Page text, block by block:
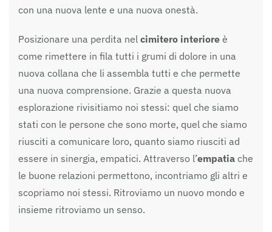
con una nuova lente e una nuova onestà.
Posizionare una perdita nel cimitero interiore è
come rimettere in fila tutti i grumi di dolore in una
nuova collana che li assembla tutti e che permette
una nuova comprensione. Grazie a questa nuova
esplorazione rivisitiamo noi stessi: quel che siamo
stati con le persone che sono morte, quel che siamo
riusciti a comunicare loro, quanto siamo riusciti ad
essere in sinergia, empatici. Attraverso l’empatia che
le buone relazioni permettono, incontriamo gli altri e
scopriamo noi stessi. Ritroviamo un nuovo mondo e
insieme ritroviamo un senso.